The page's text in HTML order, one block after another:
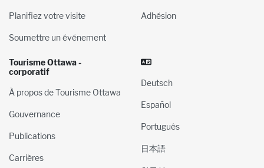
Planifiez votre visite
Soumettre un événement
Adhésion
Tourisme Ottawa -
corporatif
À propos de Tourisme Ottawa
Gouvernance
Publications
Carrières
Deutsch
Español
Português
日本語